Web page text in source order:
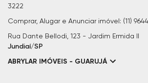
3222
Comprar, Alugar e Anunciar imóvel: (11)
Rua Dante Bellodi, 123 - Jardim Ermida II
Jundiaí/SP
ABRYLAR IMÓVEIS - GUARUJÁ